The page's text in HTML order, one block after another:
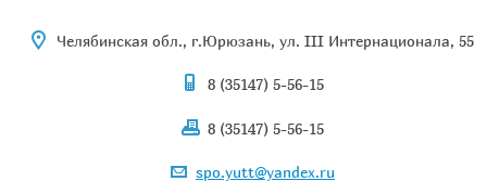
Челябинская обл., г.Юрюзань, ул. III Интернационала, 55
8 (35147) 5-56-15
8 (35147) 5-56-15
spo.yutt@yandex.ru